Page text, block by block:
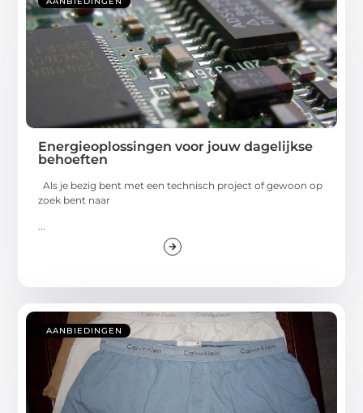
Energieoplossingen voor jouw dagelijkse
behoeften
Als je bezig bent met een technisch project of gewoon op
zoek bent naar
AANBIEDINGEN